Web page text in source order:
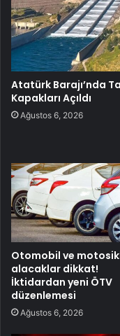
Atatürk Barajı’nda
Kapakları Açıldı
Ağustos 6, 2026
Otomobil ve
alacaklar dikkat!
İktidardan yeni ÖTV
düzenlemesi
Ağustos 6, 2026